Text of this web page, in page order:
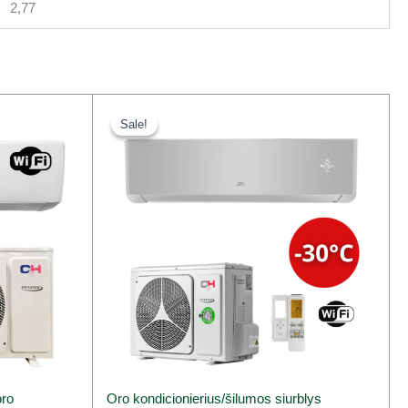
2,77
Sale!
Sale!
Oro kondicionierius/šilumos siurblys